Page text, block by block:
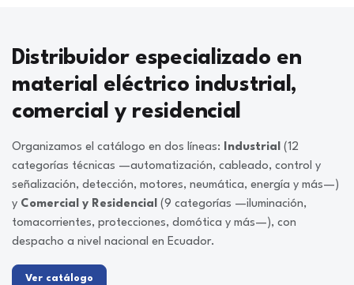
Distribuidor especializado en
material eléctrico industrial,
comercial y residencial
Organizamos el catálogo en dos líneas: Industrial (12
categorías técnicas —automatización, cableado, control y
señalización, detección, motores, neumática, energía y más—)
y Comercial y Residencial (9 categorías —iluminación,
tomacorrientes, protecciones, domótica y más—), con
despacho a nivel nacional en Ecuador.
Ver catálogo